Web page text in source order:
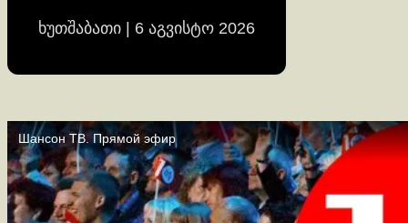
ხუთშაბათი | 6 აგვისტო 2026